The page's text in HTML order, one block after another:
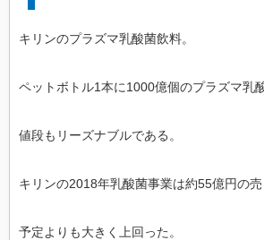
キリンのプラズマ乳酸菌飲料。
ペットボトル1本に1000億個のプラズマ乳
値段もリーズナブルである。
キリンの2018年乳酸菌事業は約55億円の売
予定よりも大きく上回った。